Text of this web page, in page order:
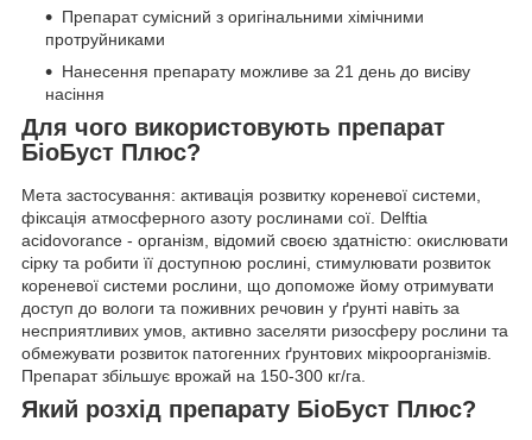
Препарат сумісний з оригінальними хімічними
протруйниками
Нанесення препарату можливе за 21 день до висіву
насіння
Для чого використовують препарат
БіоБуст Плюс?
Мета застосування: активація розвитку кореневої системи,
фіксація атмосферного азоту рослинами сої. Delftia
acidovorance - організм, відомий своєю здатністю: окислювати
сірку та робити її доступною рослині, стимулювати розвиток
кореневої системи рослини, що допоможе йому отримувати
доступ до вологи та поживних речовин у ґрунті навіть за
несприятливих умов, активно заселяти ризосферу рослини та
обмежувати розвиток патогенних ґрунтових мікроорганізмів.
Препарат збільшує врожай на 150-300 кг/га.
Який розхід препарату БіоБуст Плюс?